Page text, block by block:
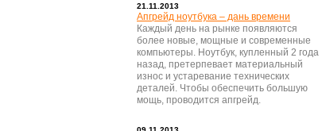
21.11.2013
Апгрейд ноутбука – дань времени
Каждый день на рынке появляются
более новые, мощные и современные
компьютеры. Ноутбук, купленный 2 года
назад, претерпевает материальный
износ и устаревание технических
деталей. Чтобы обеспечить большую
мощь, проводится апгрейд.